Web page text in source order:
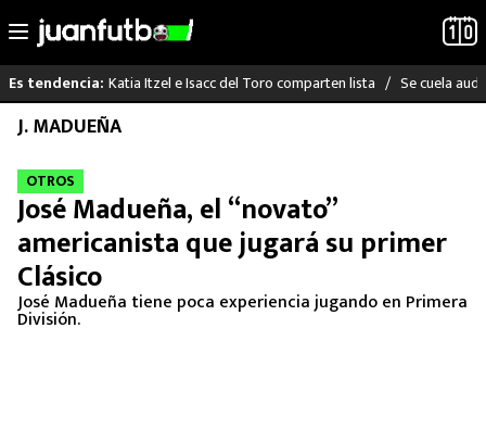
Saltar
contenido
Es tendencia: Katia Itzel e Isacc del Toro comparten lista Se cuela
LO ÚLTIMO
LIGA MX
RAYADOS
PUMAS
J. MADUEÑA
OTROS
José Madueña, el “novato”
americanista que jugará su primer
Clásico
José Madueña tiene poca experiencia jugando en Primera
División.